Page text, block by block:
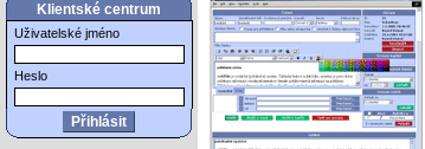
Klientské centrum
Uživatelské jméno
Heslo